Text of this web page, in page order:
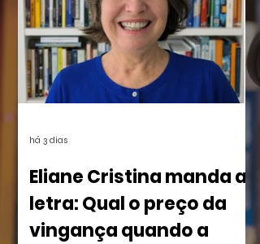
redes.
Eliane Cristina manda a
letra: Qual o preço da
vingança quando a
há 3 dias